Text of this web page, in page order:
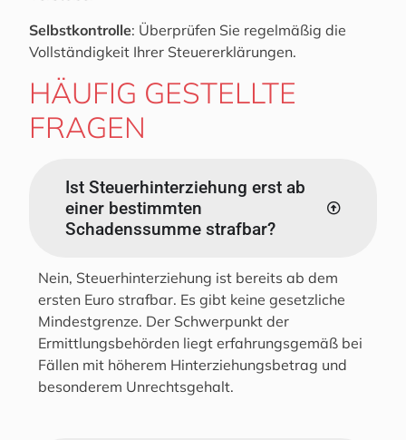
Selbstkontrolle: Überprüfen Sie regelmäßig die
Vollständigkeit Ihrer Steuererklärungen.
HÄUFIG GESTELLTE
FRAGEN
Ist Steuerhinterziehung erst ab
einer bestimmten
Schadenssumme strafbar?
Nein, Steuerhinterziehung ist bereits ab dem
ersten Euro strafbar. Es gibt keine gesetzliche
Mindestgrenze. Der Schwerpunkt der
Ermittlungsbehörden liegt erfahrungsgemäß bei
Fällen mit höherem Hinterziehungsbetrag und
besonderem Unrechtsgehalt.